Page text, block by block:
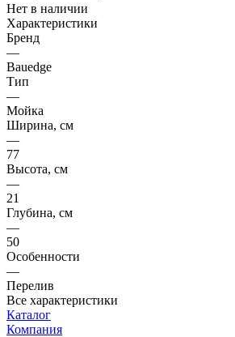
Нет в наличии
Характеристики
Бренд
—
Bauedge
Тип
—
Мойка
Ширина, см
—
77
Высота, см
—
21
Глубина, см
—
50
Особенности
—
Перелив
Все характеристики
Каталог
Компания